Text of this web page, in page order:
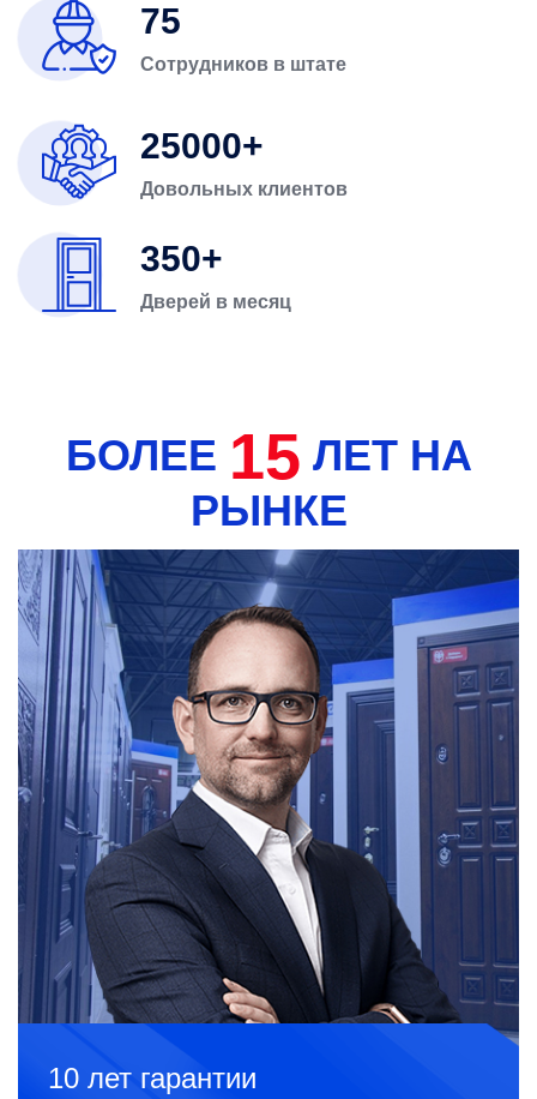
75
Сотрудников в штате
25000
Довольных клиентов
350
Дверей в месяц
БОЛЕЕ 15 ЛЕТ НА
РЫНКЕ
10 лет гарантии